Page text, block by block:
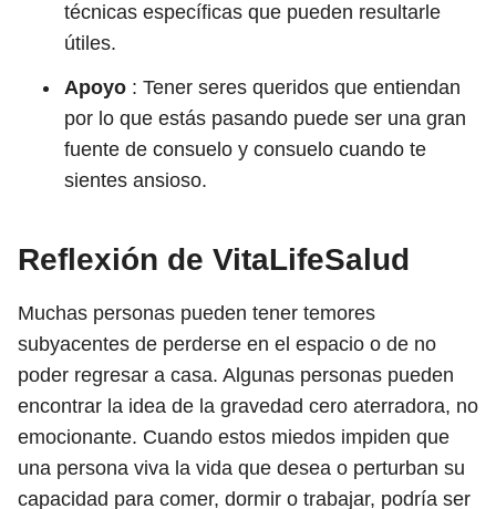
técnicas específicas que pueden resultarle
útiles.
Apoyo : Tener seres queridos que entiendan
por lo que estás pasando puede ser una gran
fuente de consuelo y consuelo cuando te
sientes ansioso.
Reflexión de VitaLifeSalud
Muchas personas pueden tener temores
subyacentes de perderse en el espacio o de no
poder regresar a casa. Algunas personas pueden
encontrar la idea de la gravedad cero aterradora, no
emocionante. Cuando estos miedos impiden que
una persona viva la vida que desea o perturban su
capacidad para comer, dormir o trabajar, podría ser